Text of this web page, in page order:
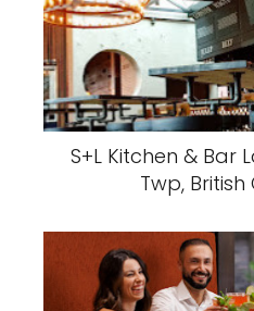
S+L Kitchen & Bar
Twp,